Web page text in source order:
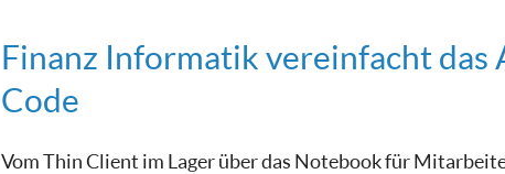
Finanz Informatik vereinfacht das
Code
Vom Thin Client im Lager über das Notebook für